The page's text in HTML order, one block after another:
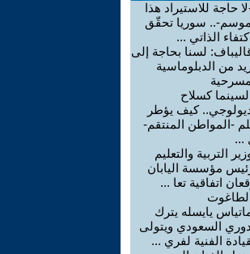
حاجة للاستيراد هذا
.. سوريا تحقّق
الذاتي ...
لسنا بحاجة إلى
من الدبلوماسية
كسلاح
كيف يؤطر
-المواطن المنتقم-
...
التربية والتعليم
مؤسسة اليابان
اتفاقية تعا ...
يايسله يترك
السعودي ويتولى
الفنية لفري ...